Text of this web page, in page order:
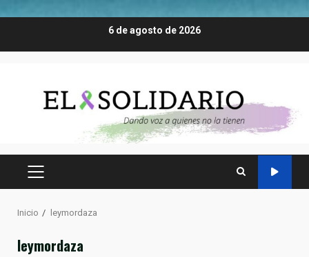
6 de agosto de 2026
MENÚ
Inicio leymordaza
leymordaza